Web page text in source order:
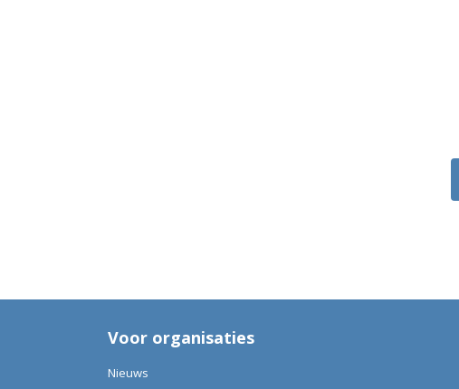
Voor organisaties
Nieuws